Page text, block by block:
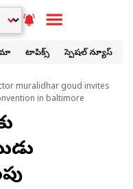
టాపిక్స్ స్పెషల్ న్యూస్
muralidhar goud invites
in baltimore